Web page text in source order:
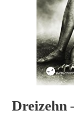
Dreizehn